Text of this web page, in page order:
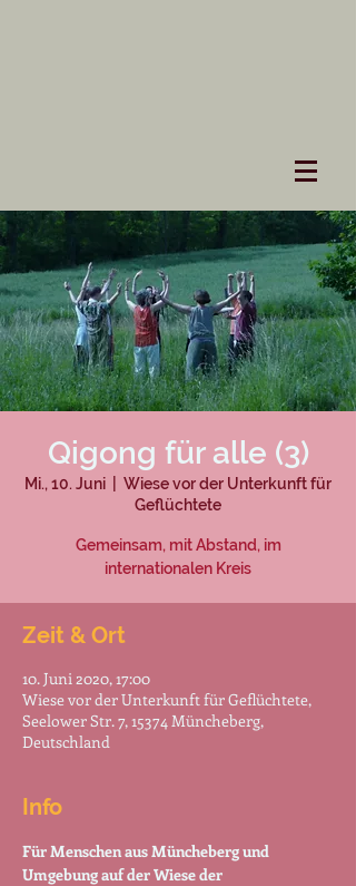
Qigong für alle (3)
Mi., 10. Juni
Wiese vor der Unterkunft für
Geflüchtete
Gemeinsam, mit Abstand, im
internationalen Kreis
Zeit & Ort
10. Juni 2020, 17:00
Wiese vor der Unterkunft für Geflüchtete,
Seelower Str. 7, 15374 Müncheberg,
Deutschland
Info
Für Menschen aus Müncheberg und
Umgebung auf der Wiese der